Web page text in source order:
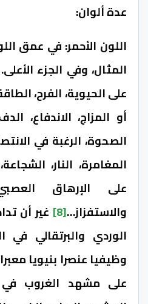
عدة ألوان:
اللون الأحمر: في عمق
المثال، وفي الجزء
على الحيوية، الفرح،
أو المزاج، الاندفاع،
الصحوة، الرغبة في
المغامرة، النار،
على الإرهاق
والاستفزاز…[8]
غير أن
الوردي والبرتقالي في
وظيفيا عنصرا بنيويا
على مشهد الغروب